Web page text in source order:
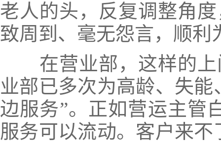
老人的头，反复调整角
致周到、毫无怨言，顺利
在营业部，这样的上
业部已多次为高龄、失
边服务”。正如营运主管
服务可以流动。客户来